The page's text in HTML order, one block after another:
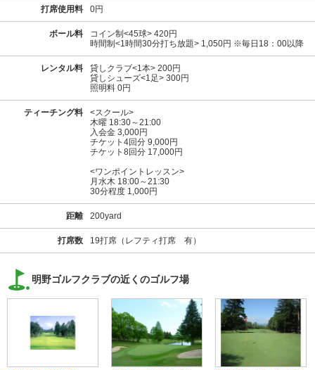
打席使用料 0円
ボール料
コイン制<45球> 420円
時間制<1時間30分打ち放題> 1,050円 ※毎日18：00以降
レンタル料
貸しクラブ<1本> 200円
貸しシューズ<1足> 300円
照明料 0円
ティーチング料
<スクール>
木曜 18:30～21:00
入会金 3,000円
チケット4回分 9,000円
チケット8回分 17,000円
<ワンポイントレッスン>
月水木 18:00～21:30
30分程度 1,000円
距離 200yard
打席数 19打席（レフティ打席 有）
明野ゴルフクラブの近くのゴルフ場